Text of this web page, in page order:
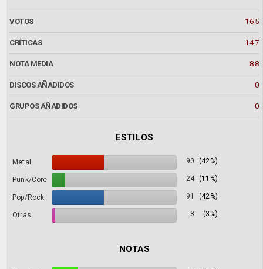
VOTOS 165
CRÍTICAS 147
NOTA MEDIA 88
DISCOS AÑADIDOS 0
GRUPOS AÑADIDOS 0
ESTILOS
Metal 90 (42%)
Punk/Core 24 (11%)
Pop/Rock 91 (42%)
Otras 8 (3%)
NOTAS